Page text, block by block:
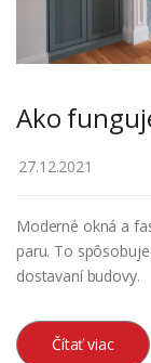
Ako
27.12.2021
Moderné okná a
paru. To
dostavaní budovy.
Čítať viac